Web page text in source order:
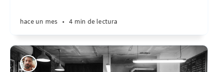
hace un mes • 4 min de lectura